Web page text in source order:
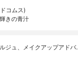
コムス)
きの青汁
ジュ、メイクアップアド